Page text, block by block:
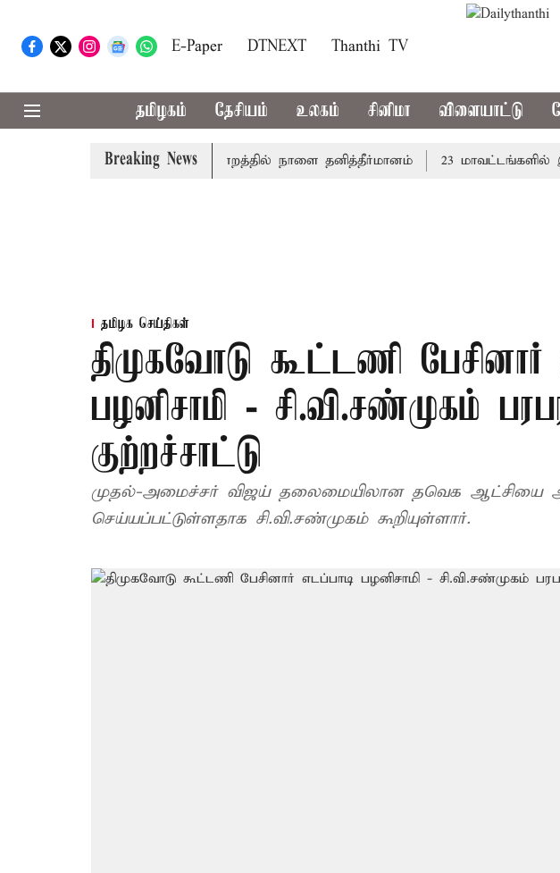
E-Paper DTNEXT Thanthi TV
தமிழகம் தேசியம் உலகம் சினிமா விளையாட்டு
Breaking News
தமிழ்த்தாய் வாழ்த்து: சட்டமன்றத்தில் நாளை தனித்தீர்மானம் 23 மாவட்டங்களில்
தமிழக செய்திகள்
திமுகவோடு கூட்டணி பேசினார்
பழனிசாமி - சி.வி.சண்முகம்
குற்றச்சாட்டு
முதல்-அமைச்சர் விஜய் தலைமையிலான தவெக ஆட்சியை
செய்யப்பட்டுள்ளதாக சி.வி.சண்முகம் கூறியுள்ளார்.